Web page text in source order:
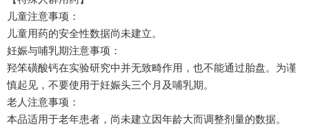
儿童注意事项：
儿童用药的安全性数据尚未建立。
妊娠与哺乳期注意事项：
羟笨磺酸钙在实验研究中并无致畸作用，也不能通过胎盘。为谨
慎起见，不要使用于妊娠头三个月及哺乳期。
老人注意事项：
本品适用于老年患者，尚未建立因年龄大而调整剂量的数据。